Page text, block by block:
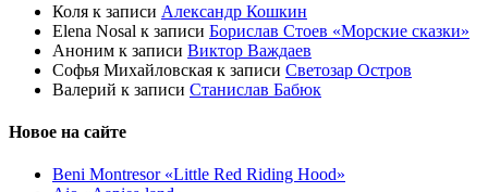
Коля к записи Александр Кошкин
Elena Nosal к записи Борислав Стоев «Морские сказки»
Аноним к записи Виктор Важдаев
Софья Михайловская к записи Светозар Остров
Валерий к записи Станислав Бабюк
Новое на сайте
Beni Montresor «Little Red Riding Hood»